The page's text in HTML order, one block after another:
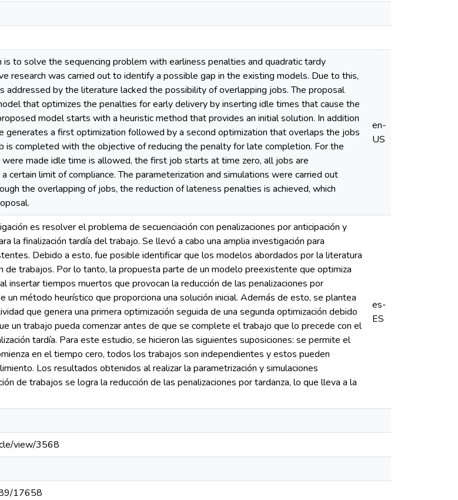
to solve the sequencing problem with earliness penalties and quadratic tardy
research was carried out to identify a possible gap in the existing models. Due to this,
by the literature lacked the possibility of overlapping jobs. The proposal
that optimizes the penalties for early delivery by inserting idle times that cause the
model starts with a heuristic method that provides an initial solution. In addition
generates a first optimization followed by a second optimization that overlaps the jobs
is completed with the objective of reducing the penalty for late completion. For the
made idle time is allowed, the first job starts at time zero, all jobs are
certain limit of compliance. The parameterization and simulations were carried out
the overlapping of jobs, the reduction of lateness penalties is achieved, which
en-
US
es resolver el problema de secuenciación con penalizaciones por anticipación y
la finalización tardía del trabajo. Se llevó a cabo una amplia investigación para
Debido a esto, fue posible identificar que los modelos abordados por la literatura
de trabajos. Por lo tanto, la propuesta parte de un modelo preexistente que optimiza
insertar tiempos muertos que provocan la reducción de las penalizaciones por
un método heurístico que proporciona una solución inicial. Además de esto, se plantea
que genera una primera optimización seguida de una segunda optimización debido
un trabajo pueda comenzar antes de que se complete el trabajo que lo precede con el
tardía. Para este estudio, se hicieron las siguientes suposiciones: se permite el
en el tiempo cero, todos los trabajos son independientes y estos pueden
Los resultados obtenidos al realizar la parametrización y simulaciones
de trabajos se logra la reducción de las penalizaciones por tardanza, lo que lleva a la
es-
ES
view/3568
17658